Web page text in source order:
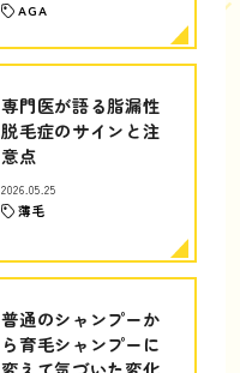
AGA
専門医が語る脂漏性
脱毛症のサインと注
意点
2026.05.25
薄毛
普通のシャンプーか
ら育毛シャンプーに